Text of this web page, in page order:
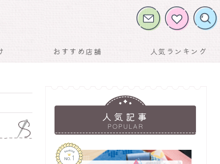
おすすめ店舗 人気ランキング
人気記事
POPULAR